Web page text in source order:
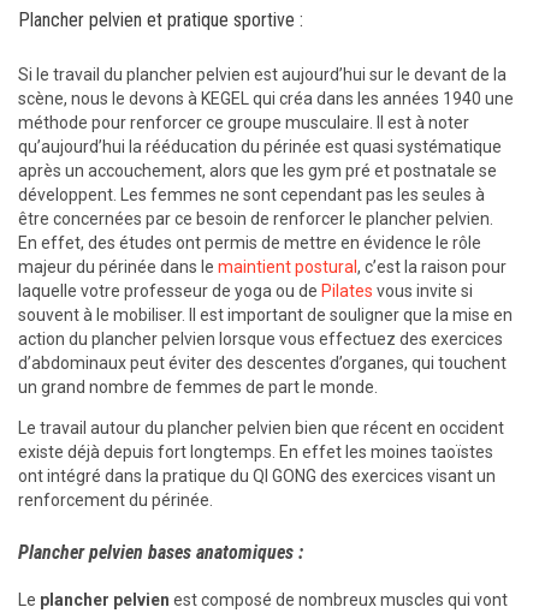
Plancher pelvien et pratique sportive :
Si le travail du plancher pelvien est aujourd’hui sur le devant de la
scène, nous le devons à KEGEL qui créa dans les années 1940 une
méthode pour renforcer ce groupe musculaire. Il est à noter
qu’aujourd’hui la rééducation du périnée est quasi systématique
après un accouchement, alors que les gym pré et postnatale se
développent. Les femmes ne sont cependant pas les seules à
être concernées par ce besoin de renforcer le plancher pelvien.
En effet, des études ont permis de mettre en évidence le rôle
majeur du périnée dans le maintient postural , c’est la raison pour
laquelle votre professeur de yoga ou de Pilates vous invite si
souvent à le mobiliser. Il est important de souligner que la mise en
action du plancher pelvien lorsque vous effectuez des exercices
d’abdominaux peut éviter des descentes d’organes, qui touchent
un grand nombre de femmes de part le monde.
Le travail autour du plancher pelvien bien que récent en occident
existe déjà depuis fort longtemps. En effet les moines taoïstes
ont intégré dans la pratique du QI GONG des exercices visant un
renforcement du périnée.
Plancher pelvien bases anatomiques :
Le plancher pelvien est composé de nombreux muscles qui vont